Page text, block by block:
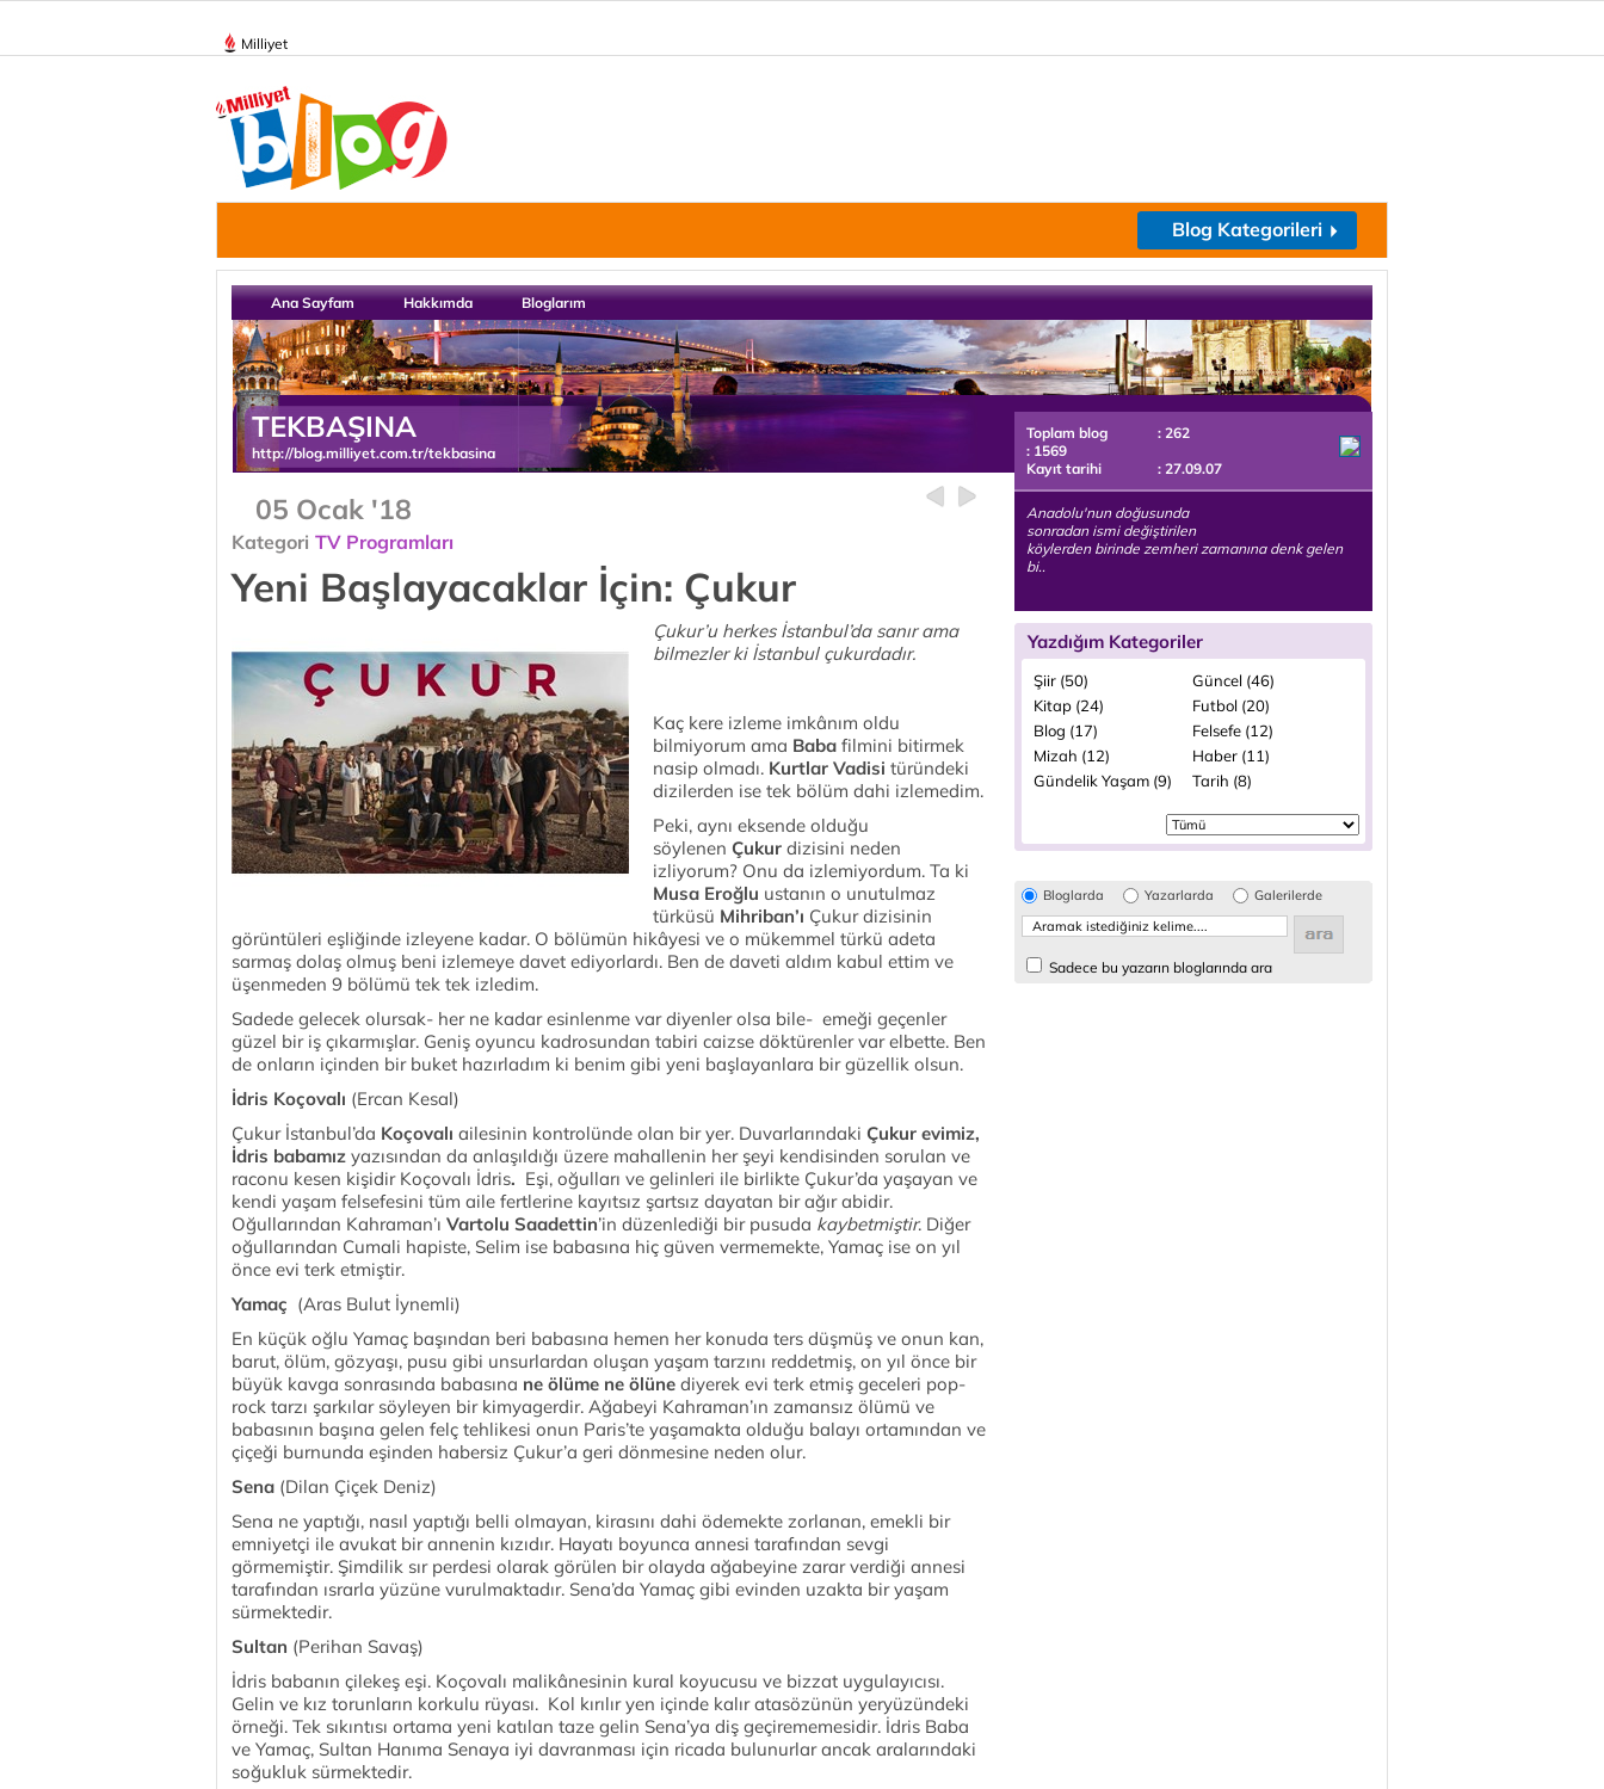
Milliyet
Blog Kategorileri
Ana Sayfam Hakkımda Bloglarım
TEKBAŞINA
http://blog.milliyet.com.tr/tekbasina
05 Ocak '18
Kategori TV Programları
Yeni Başlayacaklar İçin: Çukur
Çukur’u herkes İstanbul’da sanır ama
bilmezler ki İstanbul çukurdadır.
Kaç kere izleme imkânım oldu
bilmiyorum ama Baba filmini bitirmek
nasip olmadı. Kurtlar Vadisi türündeki
dizilerden ise tek bölüm dahi izlemedim.
Peki, aynı eksende olduğu
söylenen Çukur dizisini neden
izliyorum? Onu da izlemiyordum. Ta ki
Musa Eroğlu ustanın o unutulmaz
türküsü Mihriban’ı Çukur dizisinin
görüntüleri eşliğinde izleyene kadar. O bölümün hikâyesi ve o mükemmel türkü adeta
sarmaş dolaş olmuş beni izlemeye davet ediyorlardı. Ben de daveti aldım kabul ettim ve
üşenmeden 9 bölümü tek tek izledim.
Sadede gelecek olursak- her ne kadar esinlenme var diyenler olsa bile- emeği geçenler
güzel bir iş çıkarmışlar. Geniş oyuncu kadrosundan tabiri caizse döktürenler var elbette. Ben
de onların içinden bir buket hazırladım ki benim gibi yeni başlayanlara bir güzellik olsun.
İdris Koçovalı (Ercan Kesal)
Çukur İstanbul’da Koçovalı ailesinin kontrolünde olan bir yer. Duvarlarındaki Çukur evimiz,
İdris babamız yazısından da anlaşıldığı üzere mahallenin her şeyi kendisinden sorulan ve
raconu kesen kişidir Koçovalı İdris. Eşi, oğulları ve gelinleri ile birlikte Çukur’da yaşayan ve
kendi yaşam felsefesini tüm aile fertlerine kayıtsız şartsız dayatan bir ağır abidir.
Oğullarından Kahraman’ı Vartolu Saadettin’in düzenlediği bir pusuda kaybetmiştir. Diğer
oğullarından Cumali hapiste, Selim ise babasına hiç güven vermemekte, Yamaç ise on yıl
önce evi terk etmiştir.
Yamaç (Aras Bulut İynemli)
En küçük oğlu Yamaç başından beri babasına hemen her konuda ters düşmüş ve onun kan,
barut, ölüm, gözyaşı, pusu gibi unsurlardan oluşan yaşam tarzını reddetmiş, on yıl önce bir
büyük kavga sonrasında babasına ne ölüme ne ölüne diyerek evi terk etmiş geceleri pop-
rock tarzı şarkılar söyleyen bir kimyagerdir. Ağabeyi Kahraman’ın zamansız ölümü ve
babasının başına gelen felç tehlikesi onun Paris’te yaşamakta olduğu balayı ortamından ve
çiçeği burnunda eşinden habersiz Çukur’a geri dönmesine neden olur.
Sena (Dilan Çiçek Deniz)
Sena ne yaptığı, nasıl yaptığı belli olmayan, kirasını dahi ödemekte zorlanan, emekli bir
emniyetçi ile avukat bir annenin kızıdır. Hayatı boyunca annesi tarafından sevgi
görmemiştir. Şimdilik sır perdesi olarak görülen bir olayda ağabeyine zarar verdiği annesi
tarafından ısrarla yüzüne vurulmaktadır. Sena’da Yamaç gibi evinden uzakta bir yaşam
sürmektedir.
Sultan (Perihan Savaş)
İdris babanın çilekeş eşi. Koçovalı malikânesinin kural koyucusu ve bizzat uygulayıcısı.
Gelin ve kız torunların korkulu rüyası. Kol kırılır yen içinde kalır atasözünün yeryüzündeki
örneği. Tek sıkıntısı ortama yeni katılan taze gelin Sena’ya diş geçirememesidir. İdris Baba
ve Yamaç, Sultan Hanıma Senaya iyi davranması için ricada bulunurlar ancak aralarındaki
soğukluk sürmektedir.
Toplam blog
: 262
: 1569
Kayıt tarihi
: 27.09.07
Anadolu'nun doğusunda
sonradan ismi değiştirilen
köylerden birinde zemheri zamanına denk gelen
bi..
Yazdığım Kategoriler
Şiir (50)
Güncel (46)
Kitap (24)
Futbol (20)
Blog (17)
Felsefe (12)
Mizah (12)
Haber (11)
Gündelik Yaşam (9)
Tarih (8)
Bloglarda Yazarlarda Galerilerde
Sadece bu yazarın bloglarında ara